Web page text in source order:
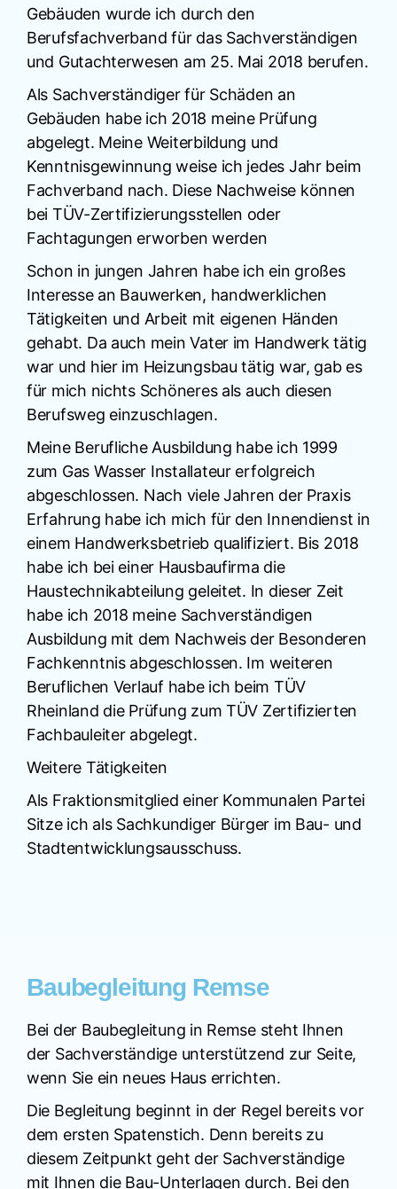
Gebäuden wurde ich durch den
Berufsfachverband für das Sachverständigen
und Gutachterwesen am 25. Mai 2018 berufen.
Als Sachverständiger für Schäden an
Gebäuden habe ich 2018 meine Prüfung
abgelegt. Meine Weiterbildung und
Kenntnisgewinnung weise ich jedes Jahr beim
Fachverband nach. Diese Nachweise können
bei TÜV-Zertifizierungsstellen oder
Fachtagungen erworben werden
Schon in jungen Jahren habe ich ein großes
Interesse an Bauwerken, handwerklichen
Tätigkeiten und Arbeit mit eigenen Händen
gehabt. Da auch mein Vater im Handwerk tätig
war und hier im Heizungsbau tätig war, gab es
für mich nichts Schöneres als auch diesen
Berufsweg einzuschlagen.
Meine Berufliche Ausbildung habe ich 1999
zum Gas Wasser Installateur erfolgreich
abgeschlossen. Nach viele Jahren der Praxis
Erfahrung habe ich mich für den Innendienst in
einem Handwerksbetrieb qualifiziert. Bis 2018
habe ich bei einer Hausbaufirma die
Haustechnikabteilung geleitet. In dieser Zeit
habe ich 2018 meine Sachverständigen
Ausbildung mit dem Nachweis der Besonderen
Fachkenntnis abgeschlossen. Im weiteren
Beruflichen Verlauf habe ich beim TÜV
Rheinland die Prüfung zum TÜV Zertifizierten
Fachbauleiter abgelegt.
Weitere Tätigkeiten
Als Fraktionsmitglied einer Kommunalen Partei
Sitze ich als Sachkundiger Bürger im Bau- und
Stadtentwicklungsausschuss.
Baubegleitung Remse
Bei der Baubegleitung in Remse steht Ihnen
der Sachverständige unterstützend zur Seite,
wenn Sie ein neues Haus errichten.
Die Begleitung beginnt in der Regel bereits vor
dem ersten Spatenstich. Denn bereits zu
diesem Zeitpunkt geht der Sachverständige
mit Ihnen die Bau-Unterlagen durch. Bei den